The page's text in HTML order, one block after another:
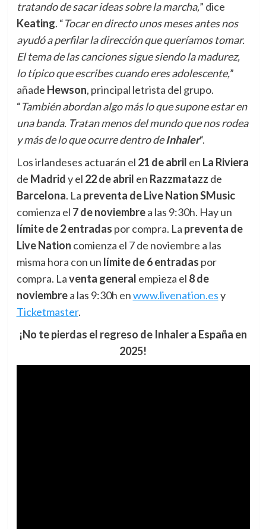
tratando de sacar ideas sobre la marcha,” dice
Keating. “Tocar en directo unos meses antes nos
ayudó a perfilar la dirección que queríamos tomar.
El tema de las canciones sigue siendo la madurez,
lo típico que escribes cuando eres adolescente,”
añade Hewson, principal letrista del grupo.
“También abordan algo más lo que supone estar en
una banda. Tratan menos del mundo que nos rodea
y más de lo que ocurre dentro deInhaler“.
Los irlandeses actuarán el 21 de abril en La Riviera
de Madridy el 22 de abril en Razzmatazz de
Barcelona. La preventa de Live Nation SMusic
comienza el 7 de noviembrea las 9:30h. Hay un
límite de 2 entradas por compra. La preventa de
Live Nation comienza el 7 de noviembre a las
misma hora con un límite de 6 entradas por
compra. Laventa general empieza el 8 de
noviembrea las 9:30h enwww.livenation.esy
Ticketmaster.
¡No te pierdas el regreso de Inhaler a España en
2025!